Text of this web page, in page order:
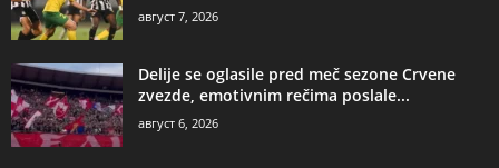
август 7, 2026
Delije se oglasile pred meč sezone Crvene
zvezde, emotivnim rečima poslale...
август 6, 2026